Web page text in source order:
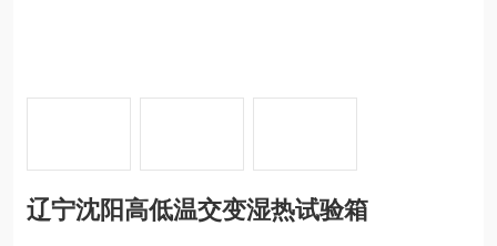
辽宁沈阳高低温交变湿热试验箱